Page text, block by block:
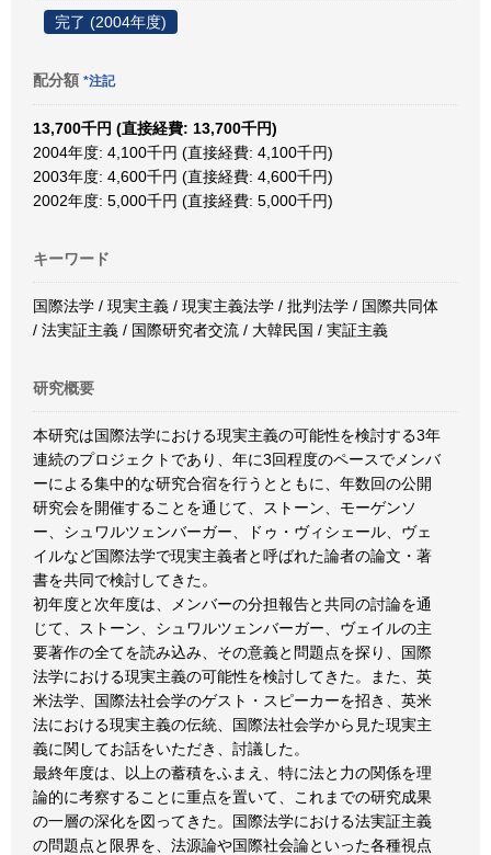
完了 (2004年度)
配分額 *注記
13,700千円 (直接経費: 13,700千円)
2004年度: 4,100千円 (直接経費: 4,100千円)
2003年度: 4,600千円 (直接経費: 4,600千円)
2002年度: 5,000千円 (直接経費: 5,000千円)
キーワード
国際法学 / 現実主義 / 現実主義法学 / 批判法学 / 国際共同体
/ 法実証主義 / 国際研究者交流 / 大韓民国 / 実証主義
研究概要
本研究は国際法学における現実主義の可能性を検討する3年
連続のプロジェクトであり、年に3回程度のペースでメンバ
ーによる集中的な研究合宿を行うとともに、年数回の公開
研究会を開催することを通じて、ストーン、モーゲンソ
ー、シュワルツェンバーガー、ドゥ・ヴィシェール、ヴェ
イルなど国際法学で現実主義者と呼ばれた論者の論文・著
書を共同で検討してきた。
初年度と次年度は、メンバーの分担報告と共同の討論を通
じて、ストーン、シュワルツェンバーガー、ヴェイルの主
要著作の全てを読み込み、その意義と問題点を探り、国際
法学における現実主義の可能性を検討してきた。また、英
米法学、国際法社会学のゲスト・スピーカーを招き、英米
法における現実主義の伝統、国際法社会学から見た現実主
義に関してお話をいただき、討議した。
最終年度は、以上の蓄積をふまえ、特に法と力の関係を理
論的に考察することに重点を置いて、これまでの研究成果
の一層の深化を図ってきた。国際法学における法実証主義
の問題点と限界を、法源論や国際社会論といった各種視点